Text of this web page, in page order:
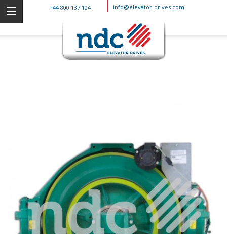
+44 800 137 104 info@elevator-drives.com